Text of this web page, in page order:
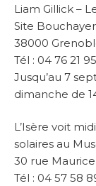
Liam Gillick –
Site
38000
Tél : 04 76 21
Jusqu’au 7
dimanche de
L’Isère voit
solaires au
30 rue
Tél : 04 57 58